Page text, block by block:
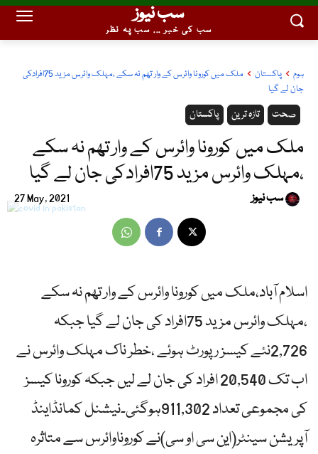
سب نیوز
سب کی خبر ... سب پہ نظر
ہوم پاکستان
ملک میں کورونا وائرس کے وار تھم نہ سکے ،مہلک وائرس مزید 75افرادکی
جان لے گیا
پاکستان تازہ ترین صحت
ملک میں کورونا وائرس کے وار تھم نہ سکے
،مہلک وائرس مزید 75افرادکی جان لے گیا
27 May, 2021 سب نیوز
اسلام آباد،ملک میں کورونا وائرس کے وار تھم نہ سکے
،مہلک وائرس مزید 75افراد کی جان لے گیا جبکہ
2,726نئے کیسز رپورٹ ہوئے ،خطر ناک مہلک وائرس نے
اب تک 20,540 افراد کی جان لے لیں جبکہ کورونا کیسز
کی مجموعی تعداد 911,302ہوگئی۔نیشنل کمانڈاینڈ
آپریشن سینٹر(این سی او سی)نے کوروناوائرس سے متاثرہ